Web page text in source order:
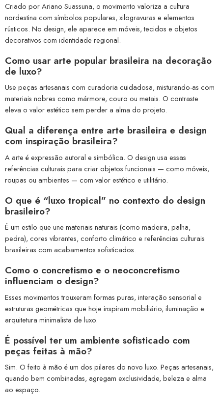
Criado por Ariano Suassuna, o movimento valoriza a cultura
nordestina com símbolos populares, xilogravuras e elementos
rústicos. No design, ele aparece em móveis, tecidos e objetos
decorativos com identidade regional.
Como usar arte popular brasileira na decoração
de luxo?
Use peças artesanais com curadoria cuidadosa, misturando-as com
materiais nobres como mármore, couro ou metais. O contraste
eleva o valor estético sem perder a alma do projeto.
Qual a diferença entre arte brasileira e design
com inspiração brasileira?
A arte é expressão autoral e simbólica. O design usa essas
referências culturais para criar objetos funcionais — como móveis,
roupas ou ambientes — com valor estético e utilitário.
O que é “luxo tropical” no contexto do design
brasileiro?
É um estilo que une materiais naturais (como madeira, palha,
pedra), cores vibrantes, conforto climático e referências culturais
brasileiras com acabamentos sofisticados.
Como o concretismo e o neoconcretismo
influenciam o design?
Esses movimentos trouxeram formas puras, interação sensorial e
estruturas geométricas que hoje inspiram mobiliário, iluminação e
arquitetura minimalista de luxo.
É possível ter um ambiente sofisticado com
peças feitas à mão?
Sim. O feito à mão é um dos pilares do novo luxo. Peças artesanais,
quando bem combinadas, agregam exclusividade, beleza e alma
ao espaço.